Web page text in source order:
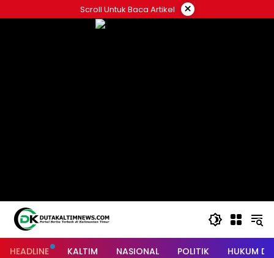
to
Scroll Untuk Baca Artikel ×
HEADLINE KALTIM NASIONAL POLITIK HUKUM